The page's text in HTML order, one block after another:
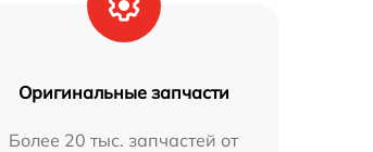
Оригинальные запчасти
Более 20 тыс. запчастей от